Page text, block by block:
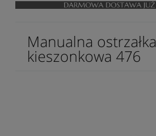
Manualna ostrzałka
kieszonkowa 476